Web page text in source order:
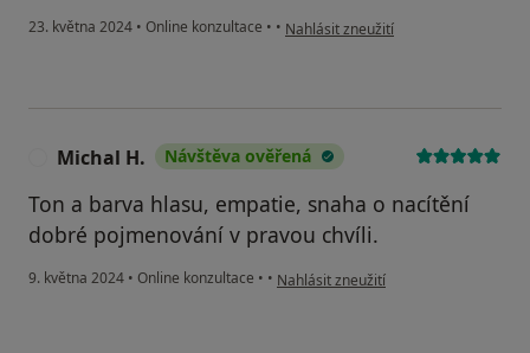
23. května 2024 • Online konzultace • • podle názoru uživatele Nela z Osla
Nahlásit zneužití
Michal H. Návštěva ověřená
Ton a barva hlasu, empatie, snaha o nacítění
dobré pojmenování v pravou chvíli.
9. května 2024 • Online konzultace • • podle názoru uživatele Michal H.
Nahlásit zneužití